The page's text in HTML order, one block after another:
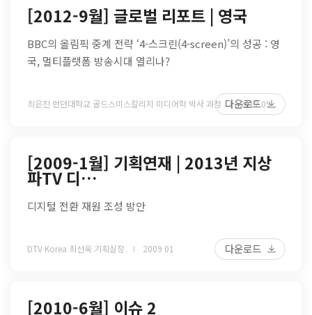
[2012-9월] 글로벌 리포트 | 영국
BBC의 올림픽 중계 전략 ‘4-스크린(4-screen)’의 성공 : 영
국, 멀티플랫폼 방송시대 열리나?
최은진 런던대학교 골드스미스칼리지 미디어학 박사 과정 2012 09
다운로드
[2009-1월] 기획연재 | 2013년 지상
파TV 디…
디지털 전환 재원 조성 방안
DTV Korea 최선욱 기획실장 2009 01 다운로드
[2010-6월] 이슈 2